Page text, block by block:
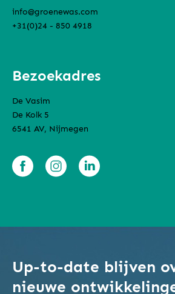
info@groenewas.com
+31(0)24 - 850 4918
Bezoekadres
De Vasim
De Kolk 5
6541 AV, Nijmegen
Up-to-date blijven
nieuwe